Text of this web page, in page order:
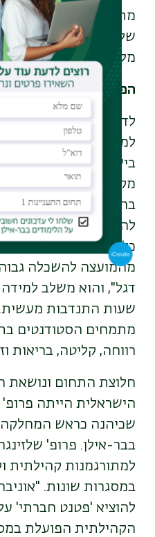
מתאים את עצמו
של המטופלים מקומות
מלווים רוחניים ומזון
הפטנט החברתי של בר-
לד"ר שוסטר, המנהלת
למתורגמנות קהילתית
בישראל,ברור כי
מקצוע צריך לבוא
ברוב מוסדות האקדמיה
להתמודד עם התחום
כלאיים בין המעשי לבין
מהמועצה להשכלה
דגל", והוא משלב
שעות התנדבות מעשית.
מתמחים הסטודנטים
רווחה, קליטה, בריאות
חלוצת התחום ונושאת
הישראלית הייתה פרופ'
שכיהנה כראש המחלקה
בבר-אילן. פרופ'
למתורגמנות קהילתית
במסגרות שונות.
להוציא 'פטנט חברתי'
הקהילתית הפועלת